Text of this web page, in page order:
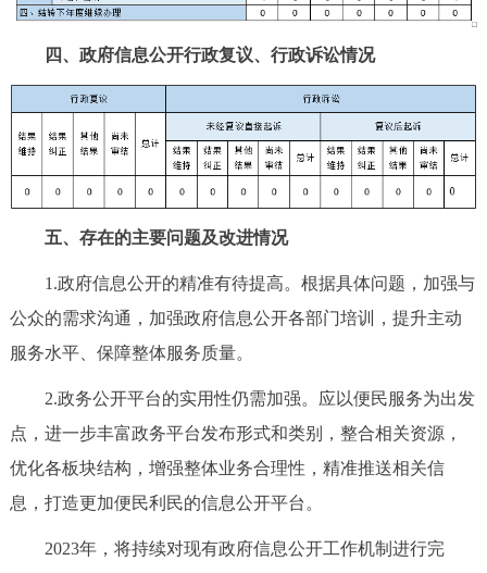
四、政府信息公开行政复议、行政诉讼情况
五、存在的主要问题及改进情况
1.政府信息公开的精准有待提高。根据具体问题，加强与
公众的需求沟通，加强政府信息公开各部门培训，提升主动
服务水平、保障整体服务质量。
2.政务公开平台的实用性仍需加强。应以便民服务为出发
点，进一步丰富政务平台发布形式和类别，整合相关资源，
优化各板块结构，增强整体业务合理性，精准推送相关信
息，打造更加便民利民的信息公开平台。
2023年，将持续对现有政府信息公开工作机制进行完